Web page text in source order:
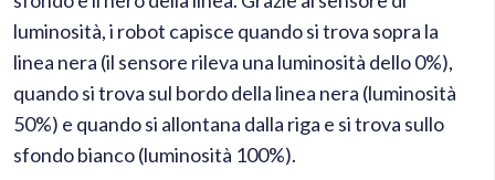
luminosità, i robot capisce quando si trova sopra la
linea nera (il sensore rileva una luminosità dello 0%),
quando si trova sul bordo della linea nera (luminosità
50%) e quando si allontana dalla riga e si trova sullo
sfondo bianco (luminosità 100%).